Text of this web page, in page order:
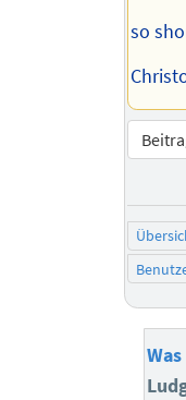
so